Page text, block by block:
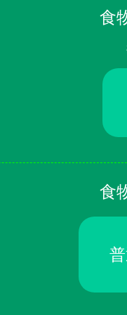
食
食